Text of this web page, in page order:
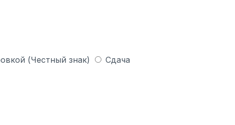
(Честный знак)
Сдача